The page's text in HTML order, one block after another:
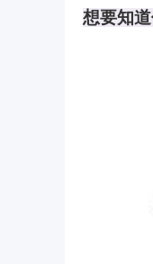
想要知